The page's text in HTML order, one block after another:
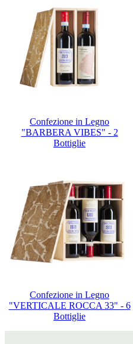
Confezione in Legno
"BARBERA VIBES" - 2
Bottiglie
Confezione in Legno
"VERTICALE ROCCA 33" - 6
Bottiglie